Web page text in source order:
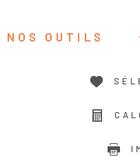
NOS OUTILS